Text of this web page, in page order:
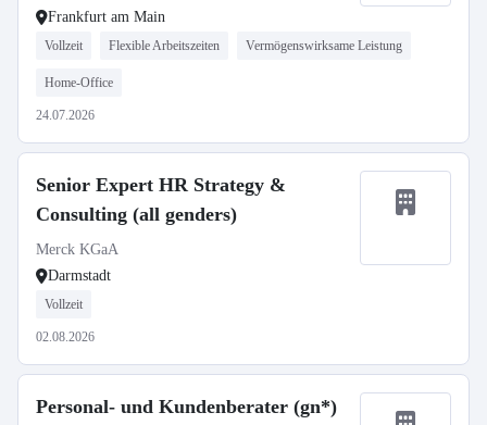
Frankfurt am Main
Vollzeit Flexible Arbeitszeiten Vermögenswirksame Leistung
Home-Office
24.07.2026
Senior Expert HR Strategy &
Consulting (all genders)
Merck KGaA
Darmstadt
Vollzeit
02.08.2026
Personal- und Kundenberater (gn*)